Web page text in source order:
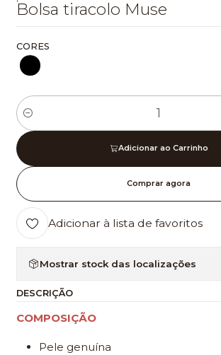
Bolsa tiracolo Muse
CORES
Quantidade
Adicionar ao Carrinho
Comprar agora
Adicionar à lista de favoritos
Mostrar stock das localizações
DESCRIÇÃO
COMPOSIÇÃO
Pele genuína